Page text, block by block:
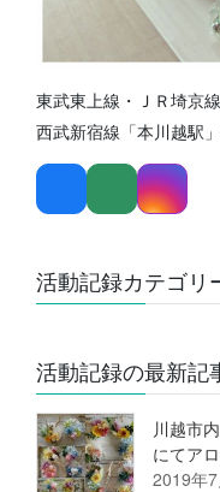
東武東上線・ＪＲ埼京
西武新宿線「本川越駅
活動記録カテゴリ
活動記録の最新記
川越市
にてア
2019年